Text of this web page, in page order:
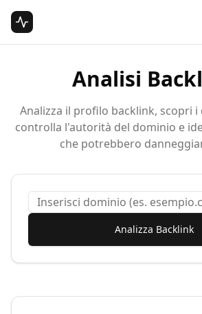
Analisi
Analizza il profilo backlink, scopri
controlla l'autorità del dominio e
che potrebbero
Analizza Backlink